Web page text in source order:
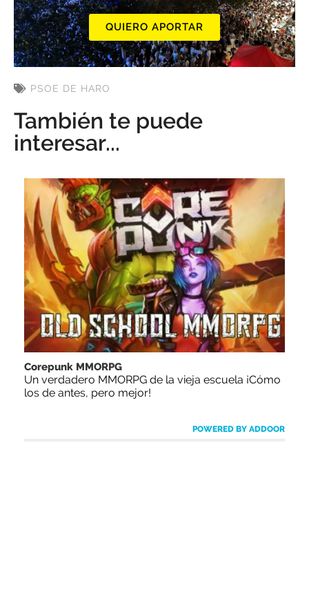
QUIERO APORTAR
PSOE DE HARO
También te puede
interesar...
Corepunk MMORPG
Un verdadero MMORPG de la vieja escuela ¡Cómo
los de antes, pero mejor!
POWERED BY ADDOOR